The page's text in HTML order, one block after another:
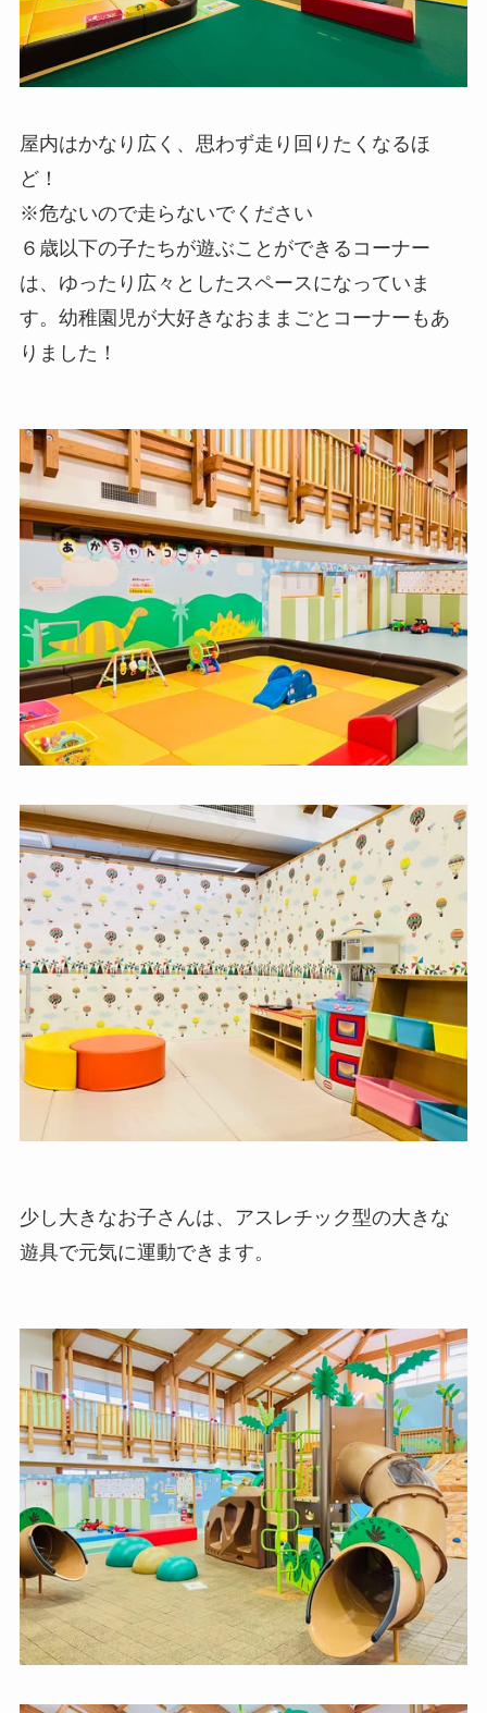
屋内はかなり広く、思わず走り回りたくなるほ
ど！
※危ないので走らないでください
６歳以下の子たちが遊ぶことができるコーナー
は、ゆったり広々としたスペースになっていま
す。幼稚園児が大好きなおままごとコーナーもあ
りました！
少し大きなお子さんは、アスレチック型の大きな
遊具で元気に運動できます。